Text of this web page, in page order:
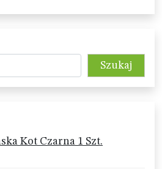
Szukaj
Kot Czarna 1 Szt.